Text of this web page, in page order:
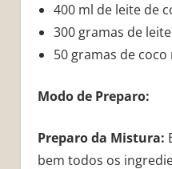
400 ml de leite de
300 gramas de
50 gramas de coco
Modo de Preparo:
Preparo da Mistura:
bem todos os